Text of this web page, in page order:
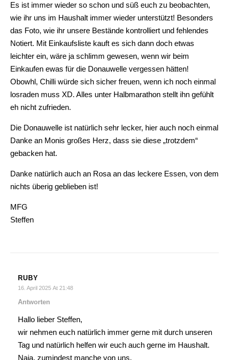
Es ist immer wieder so schon und süß euch zu beobachten,
wie ihr uns im Haushalt immer wieder unterstützt! Besonders
das Foto, wie ihr unsere Bestände kontrolliert und fehlendes
Notiert. Mit Einkaufsliste kauft es sich dann doch etwas
leichter ein, wäre ja schlimm gewesen, wenn wir beim
Einkaufen ewas für die Donauwelle vergessen hätten!
Obowhl, Chilli würde sich sicher freuen, wenn ich noch einmal
losraden muss XD. Alles unter Halbmarathon stellt ihn gefühlt
eh nicht zufrieden.
Die Donauwelle ist natürlich sehr lecker, hier auch noch einmal
Danke an Monis großes Herz, dass sie diese „trotzdem“
gebacken hat.
Danke natürlich auch an Rosa an das leckere Essen, von dem
nichts überig geblieben ist!
MFG
Steffen
RUBY
16. April 2025 At 21:48
Antworten
Hallo lieber Steffen,
wir nehmen euch natürlich immer gerne mit durch unseren
Tag und natürlich helfen wir euch auch gerne im Haushalt.
Naja, zumindest manche von uns.